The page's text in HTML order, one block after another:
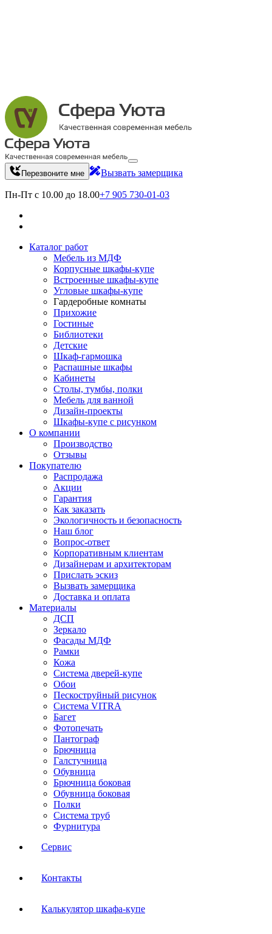
Перезвоните мне Вызвать замерщика
Пн-Пт с 10.00 до 18.00+7 905 730-01-03
Каталог работ
Мебель из МДФ
Корпусные шкафы-купе
Встроенные шкафы-купе
Угловые шкафы-купе
Гардеробные комнаты
Прихожие
Гостиные
Библиотеки
Детские
Шкаф-гармошка
Распашные шкафы
Кабинеты
Столы, тумбы, полки
Мебель для ванной
Дизайн-проекты
Шкафы-купе с рисунком
О компании
Производство
Отзывы
Покупателю
Распродажа
Акции
Гарантия
Как заказать
Экологичность и безопасность
Наш блог
Вопрос-ответ
Корпоративным клиентам
Дизайнерам и архитекторам
Прислать эскиз
Вызвать замерщика
Доставка и оплата
Материалы
ДСП
Зеркало
Фасады МДФ
Рамки
Кожа
Система дверей-купе
Обои
Пескоструйный рисунок
Система VITRA
Багет
Фотопечать
Пантограф
Брючница
Галстучница
Обувница
Брючница боковая
Обувница боковая
Полки
Система труб
Фурнитура
Сервис
Контакты
Калькулятор шкафа-купе